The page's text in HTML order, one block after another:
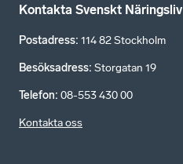
Kontakta Svenskt Näringsliv
Postadress: 114 82 Stockholm
Besöksadress: Storgatan 19
Telefon: 08-553 430 00
Kontakta oss